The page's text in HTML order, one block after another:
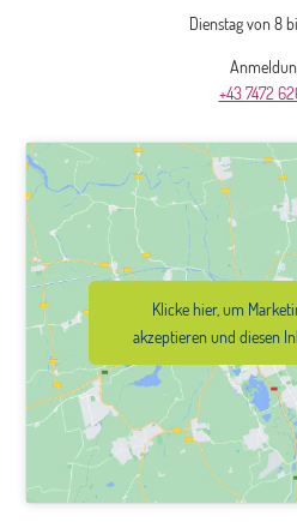
Dienstag von 8
+43 7472
Klicke hier, um
akzeptieren und diesen